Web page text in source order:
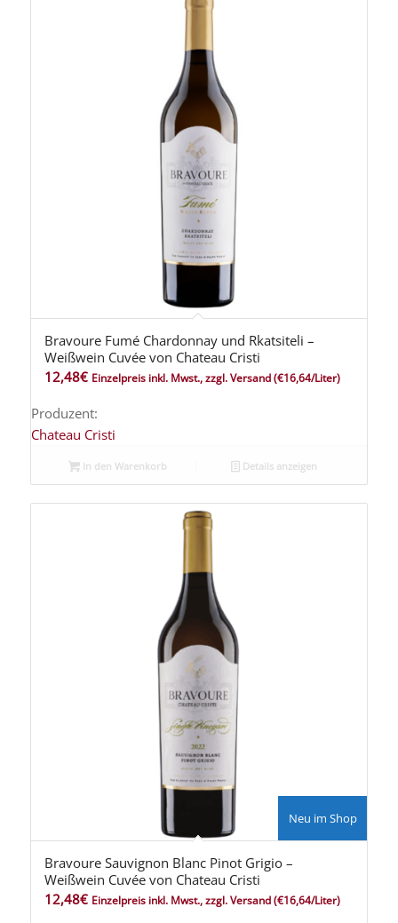
Bravoure Fumé Chardonnay und Rkatsiteli –
Weißwein Cuvée von Chateau Cristi
12,48€ Einzelpreis inkl. Mwst., zzgl. Versand(€16,64/Liter)
Produzent:
Chateau Cristi
In den Warenkorb Details anzeigen
Neu im Shop
Bravoure Sauvignon Blanc Pinot Grigio –
Weißwein Cuvée von Chateau Cristi
12,48€ Einzelpreis inkl. Mwst., zzgl. Versand(€16,64/Liter)